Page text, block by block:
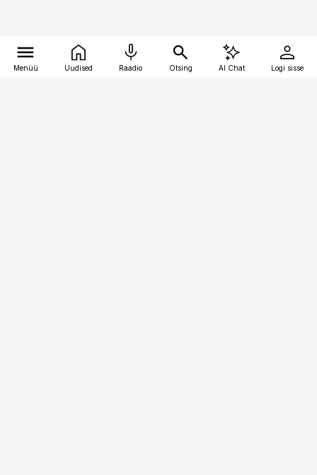
Menüü Uudised Raadio Otsing AI Chat Logi sisse